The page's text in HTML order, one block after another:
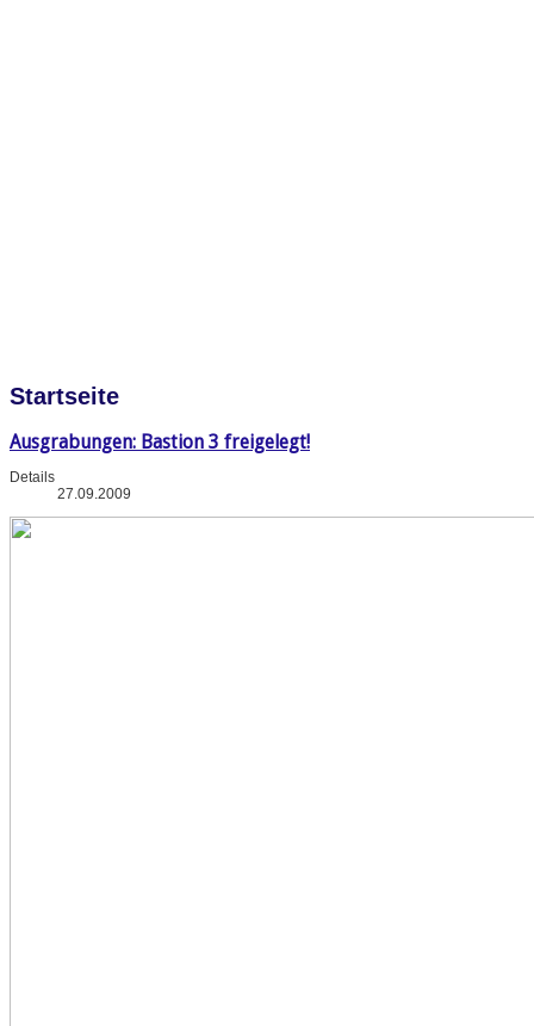
Startseite
Ausgrabungen: Bastion 3 freigelegt!
Details
27.09.2009